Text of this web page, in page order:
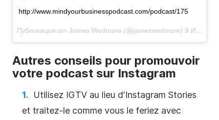
http://www.mindyourbusinesspodcast.com/podcast/175
Публикация от James Wedmore (@jameswedmore) 9 Июл 2018 в 10:21 PDT
Autres conseils pour promouvoir
votre podcast sur Instagram
Utilisez IGTV au lieu d'Instagram Stories
et traitez-le comme vous le feriez avec